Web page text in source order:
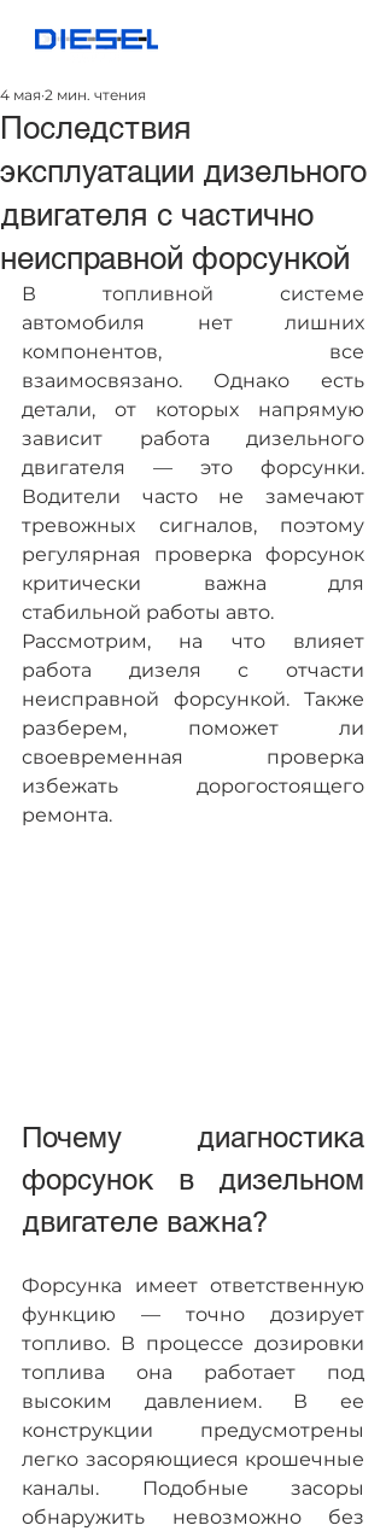
Последствия
эксплуатации дизельного
двигателя с частично
неисправной форсункой
4 мая 2 мин. чтения
В топливной системе
автомобиля нет лишних
компонентов, все
взаимосвязано. Однако есть
детали, от которых напрямую
зависит работа дизельного
двигателя — это форсунки.
Водители часто не замечают
тревожных сигналов, поэтому
регулярная проверка форсунок
критически важна для
стабильной работы авто.
Рассмотрим, на что влияет
работа дизеля с отчасти
неисправной форсункой. Также
разберем, поможет ли
своевременная проверка
избежать дорогостоящего
ремонта.
Почему диагностика
форсунок в дизельном
двигателе важна?
Форсунка имеет ответственную
функцию — точно дозирует
топливо. В процессе дозировки
топлива она работает под
высоким давлением. В ее
конструкции предусмотрены
легко засоряющиеся крошечные
каналы. Подобные засоры
обнаружить невозможно без